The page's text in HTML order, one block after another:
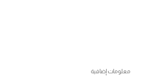
معلومات إضافية